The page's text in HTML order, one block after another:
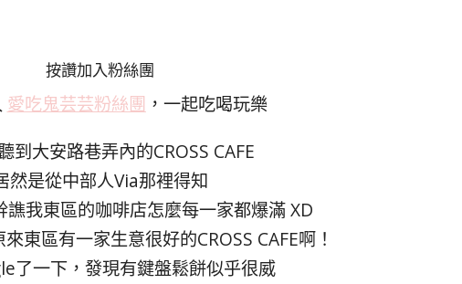
按讚加入粉絲團
愛吃鬼芸芸粉絲團 ，一起吃喝玩樂
到大安路巷弄內的CROSS CAFE
然是從中部人Via那裡得知
譙我東區的咖啡店怎麼每一家都爆滿 XD
東區有一家生意很好的CROSS CAFE啊！
了一下，發現有鍵盤鬆餅似乎很威